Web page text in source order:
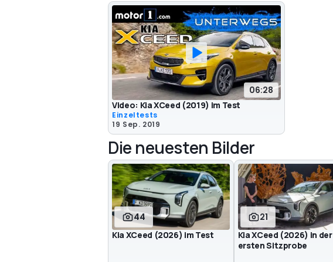
06:28
Video: Kia XCeed (2019) im Test
Einzeltests
19 Sep. 2019
Die neuesten Bilder
44
Kia XCeed (2026) im Test
21
Kia XCeed (2026) in der
ersten Sitzprobe